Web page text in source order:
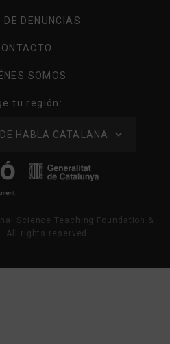
DE DENUNCIAS
SOMOS
tu región:
HABLA CATALANA
Science Teaching Foundation &
All rights reserved.